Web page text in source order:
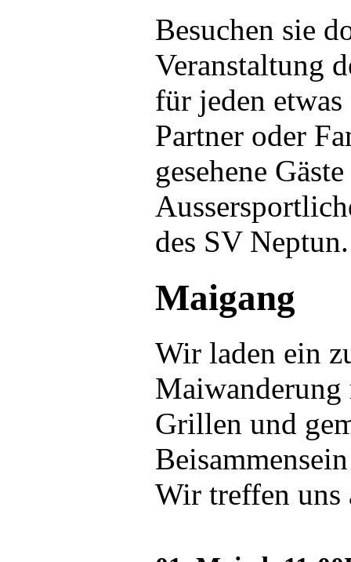
Besuchen sie
Veranstaltung
für jeden
Partner oder
gesehene
des SV Neptun.
Maigang
Wir laden ein
Maiwanderung
Grillen und
Wir treffen uns